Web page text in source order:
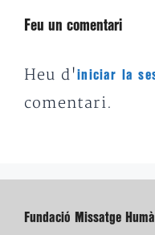
Feu un comentari
Heu d'iniciar la
comentari.
Fundació Missatge